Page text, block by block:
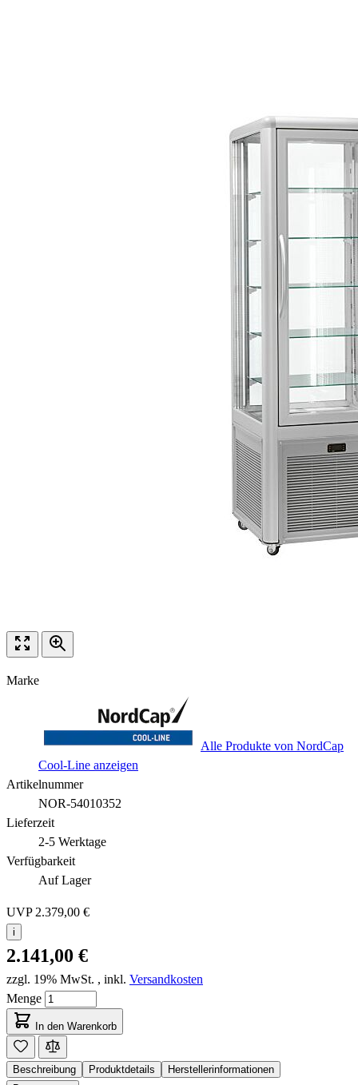
Marke
Alle Produkte von NordCap
Cool-Line anzeigen
Artikelnummer
NOR-54010352
Lieferzeit
2-5 Werktage
Verfügbarkeit
Auf Lager
UVP 2.379,00 €
i
2.141,00 €
zzgl. 19% MwSt. , inkl. Versandkosten
Menge
In den Warenkorb
Beschreibung Produktdetails
Herstellerinformationen